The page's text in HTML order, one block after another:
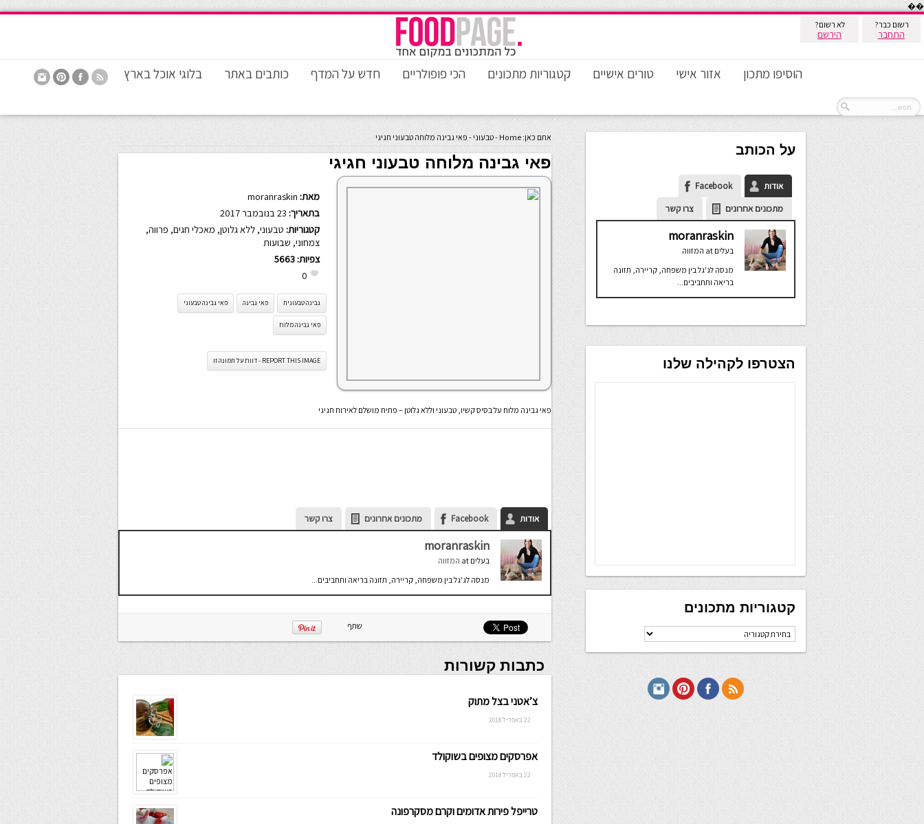
��
רשום כבר?
התחבר
לא רשום?
הירשם
הוסיפו מתכון אזור אישי טורים אישיים קטגוריות מתכונים הכי פופולריים חדש על המדף כותבים באתר בלוגי אוכל בארץ
אתם כאן: Home
-טבעוני - פאי גבינה מלוחה טבעוני חגיגי
פאי גבינה מלוחה טבעוני חגיגי
מאת: moranraskin
בתאריך:
קטגוריות: טבעוני, ללא גלוטן, מאכלי חגים, פרווה,
צמחוני, שבועות
צפיות: 5663
0
גבינה טבעונית פאי גבינה פאי גבינה טבעוני
פאי גבינה מלוח
REPORT THIS IMAGE - דווח על תמונה זו
פאי גבינה מלוח על בסיס קשיו, טבעוני וללא גלוטן – פתיח מושלם לאירוח חגיגי
אודות Facebook מתכונים אחרונים צרו קשר
moranraskin
בעלים
המזווה
מנסה לג'גל בין משפחה, קריירה, תזונה בריאה ותחביבים...
שתף
כתבות קשורות
צ’אטני בצל מתוק
22 באפריל 2018
אפרסקים מצופים בשוקולד
22 באפריל 2018
טרייפל פירות אדומים וקרם מסקרפונה
על הכותב
אודות
Facebook
מתכונים אחרונים
צרו קשר
moranraskin
בעלים
המזווה
מנסה לג'גל בין משפחה, קריירה, תזונה
בריאה ותחביבים...
הצטרפו לקהילה שלנו
קטגוריות מתכונים
קטגוריות
מתכונים